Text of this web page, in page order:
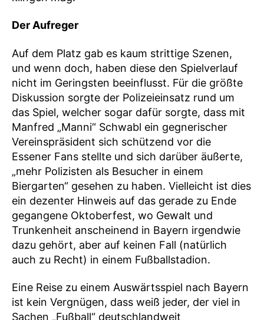
Der Aufreger
Auf dem Platz gab es kaum strittige Szenen,
und wenn doch, haben diese den Spielverlauf
nicht im Geringsten beeinflusst. Für die größte
Diskussion sorgte der Polizeieinsatz rund um
das Spiel, welcher sogar dafür sorgte, dass mit
Manfred „Manni“ Schwabl ein gegnerischer
Vereinspräsident sich schützend vor die
Essener Fans stellte und sich darüber äußerte,
„mehr Polizisten als Besucher in einem
Biergarten“ gesehen zu haben. Vielleicht ist dies
ein dezenter Hinweis auf das gerade zu Ende
gegangene Oktoberfest, wo Gewalt und
Trunkenheit anscheinend in Bayern irgendwie
dazu gehört, aber auf keinen Fall (natürlich
auch zu Recht) in einem Fußballstadion.
Eine Reise zu einem Auswärtsspiel nach Bayern
ist kein Vergnügen, dass weiß jeder, der viel in
Sachen „Fußball“ deutschlandweit